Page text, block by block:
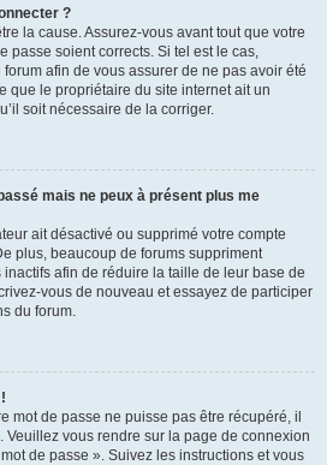
?
la cause. Assurez-vous avant tout que votre
passe soient corrects. Si tel est le cas,
afin de vous assurer de ne pas avoir été
que le propriétaire du site internet ait un
soit nécessaire de la corriger.
mais ne peux à présent plus me
ait désactivé ou supprimé votre compte
plus, beaucoup de forums suppriment
afin de réduire la taille de leur base de
vous de nouveau et essayez de participer
du forum.
mot de passe ne puisse pas être récupéré, il
vous rendre sur la page de connexion
de passe ». Suivez les instructions et vous